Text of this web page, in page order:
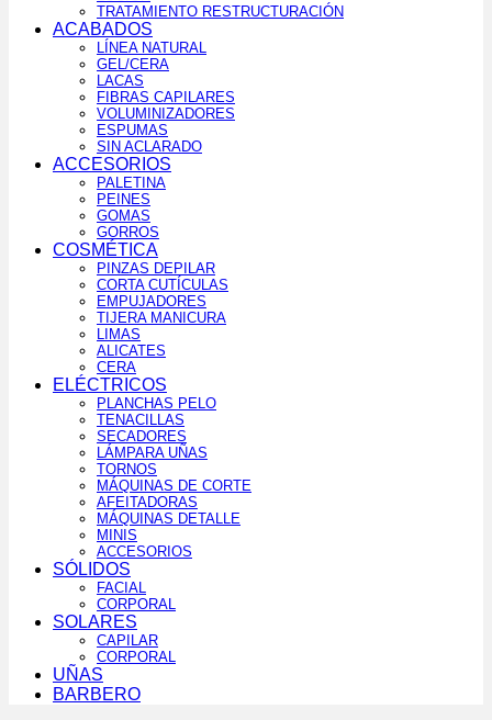
TRATAMIENTO RESTRUCTURACIÓN
ACABADOS
LÍNEA NATURAL
GEL/CERA
LACAS
FIBRAS CAPILARES
VOLUMINIZADORES
ESPUMAS
SIN ACLARADO
ACCESORIOS
PALETINA
PEINES
GOMAS
GORROS
COSMÉTICA
PINZAS DEPILAR
CORTA CUTÍCULAS
EMPUJADORES
TIJERA MANICURA
LIMAS
ALICATES
CERA
ELÉCTRICOS
PLANCHAS PELO
TENACILLAS
SECADORES
LÁMPARA UÑAS
TORNOS
MÁQUINAS DE CORTE
AFEITADORAS
MÁQUINAS DETALLE
MINIS
ACCESORIOS
SÓLIDOS
FACIAL
CORPORAL
SOLARES
CAPILAR
CORPORAL
UÑAS
BARBERO